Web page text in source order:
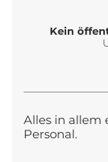
Kein
Alles in allem
Personal.